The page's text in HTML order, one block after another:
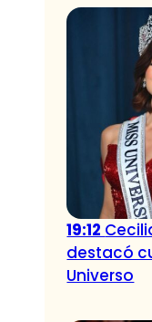
19:12
destacó
Universo